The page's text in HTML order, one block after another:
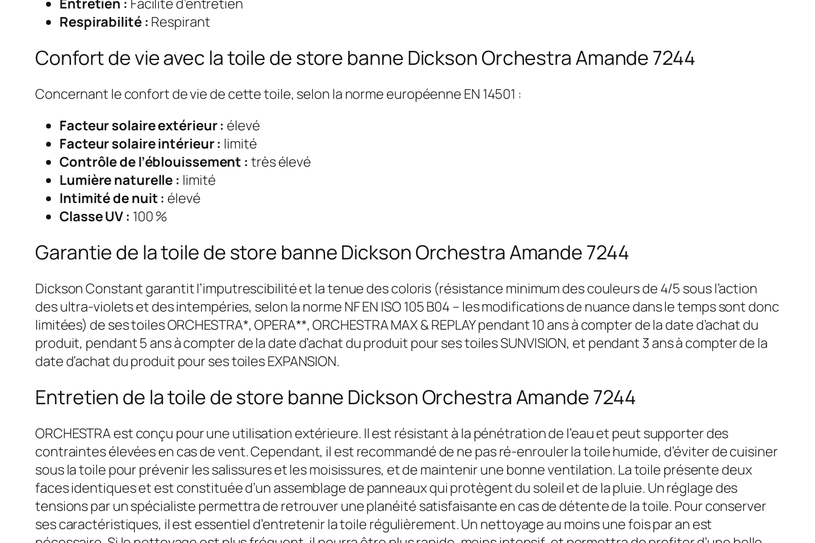
Respirabilité : Respirant
Confort de vie avec la toile de store banne Dickson Orchestra Amande 7244
Concernant le confort de vie de cette toile, selon la norme européenne EN 14501 :
Facteur solaire extérieur : élevé
Facteur solaire intérieur : limité
Contrôle de l’éblouissement : très élevé
Lumière naturelle : limité
Intimité de nuit : élevé
Classe UV : 100 %
Garantie de la toile de store banne Dickson Orchestra Amande 7244
Dickson Constant garantit l’imputrescibilité et la tenue des coloris (résistance minimum des couleurs de 4/5 sous l’action
des ultra-violets et des intempéries, selon la norme NF EN ISO 105 B04 – les modifications de nuance dans le temps sont donc
limitées) de ses toiles ORCHESTRA*, OPERA**, ORCHESTRA MAX & REPLAY pendant 10 ans à compter de la date d’achat du
produit, pendant 5 ans à compter de la date d’achat du produit pour ses toiles SUNVISION, et pendant 3 ans à compter de la
date d’achat du produit pour ses toiles EXPANSION.
Entretien de la toile de store banne Dickson Orchestra Amande 7244
ORCHESTRA est conçu pour une utilisation extérieure. Il est résistant à la pénétration de l’eau et peut supporter des
contraintes élevées en cas de vent. Cependant, il est recommandé de ne pas ré-enrouler la toile humide, d’éviter de cuisiner
sous la toile pour prévenir les salissures et les moisissures, et de maintenir une bonne ventilation. La toile présente deux
faces identiques et est constituée d’un assemblage de panneaux qui protègent du soleil et de la pluie. Un réglage des
tensions par un spécialiste permettra de retrouver une planéité satisfaisante en cas de détente de la toile. Pour conserver
ses caractéristiques, il est essentiel d’entretenir la toile régulièrement. Un nettoyage au moins une fois par an est